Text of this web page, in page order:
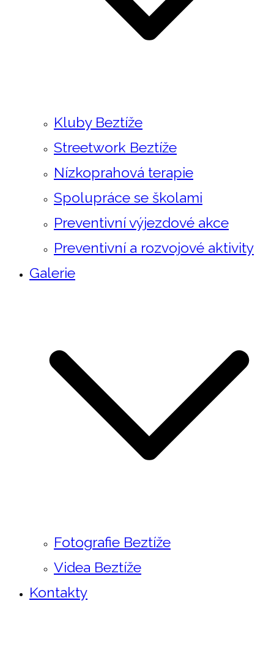
Kluby Beztíže
Streetwork Beztíže
Nízkoprahová terapie
Spolupráce se školami
Preventivní výjezdové akce
Preventivní a rozvojové aktivity
Galerie
Fotografie Beztíže
Videa Beztíže
Kontakty